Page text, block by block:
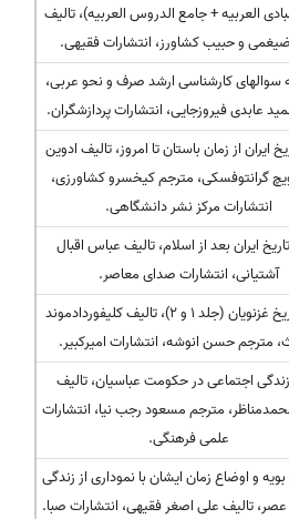
العربیه + جامع الدروس العربیه)، تالیف
و حبیب کشاورز، انتشارات فقیهی.
کارشناسی ارشد صرف و نحو عربی،
عابدی فیروزجایی، انتشارات پردازشگران.
ایران از زمان باستان تا امروز، تالیف ادوین
گرانتوفسکی، مترجم کیخسرو کشاورزی،
انتشارات مرکز نشر دانشگاهی.
ایران بعد از اسلام، تالیف عباس اقبال
آشتیانی، انتشارات صدای معاصر.
کتاب تاریخ غزنویان (جلد ۱ و ۲)، تالیف کلیفوردادموند
مترجم حسن انوشه، انتشارات امیرکبیر.
اجتماعی در حکومت عباسیان، تالیف
مترجم مسعود رجب نیا، انتشارات
علمی فرهنگی.
و اوضاع زمان ایشان با نموداری از زندگی
تالیف علی اصغر فقیهی، انتشارات صبا.